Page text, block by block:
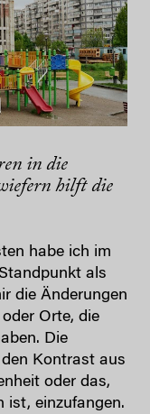
in die
hilft die
habe ich im
als
die Änderungen
Orte, die
Die
Kontrast aus
oder das,
ist, einzufangen.